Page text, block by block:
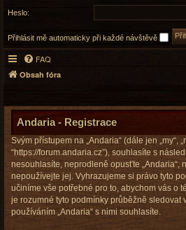
Heslo:
Přihlásit mě automaticky při každé návštěvě
FAQ
Obsah fóra
Andaria - Registrace
Svým přístupem na „Andaria“ (dále jen „my“,
“https://forum.andaria.cz”), souhlasíte s
nesouhlasíte, neprodleně opusťte „Andaria“,
nepoužívejte jej. Vyhrazujeme si právo tyto
učiníme vše potřebné pro to, abychom vás o
je rozumné tyto podmínky průběžně sledovat
používáním „Andaria“ s nimi souhlasíte.